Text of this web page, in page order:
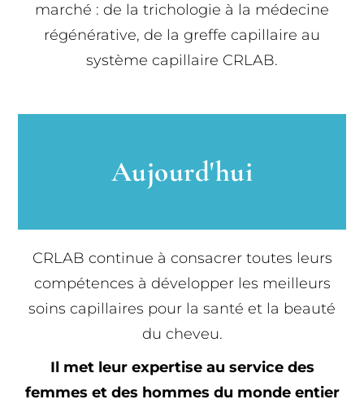
marché : de la trichologie à la médecine
régénérative, de la greffe capillaire au
système capillaire CRLAB.
Aujourd'hui
CRLAB continue à consacrer toutes leurs
compétences à développer les meilleurs
soins capillaires pour la santé et la beauté
du cheveu.
Il met leur expertise au service des
femmes et des hommes du monde entier